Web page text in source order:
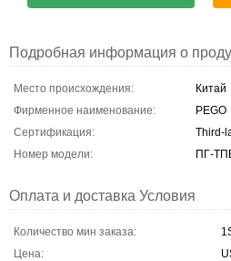
Подробная информация о
Место происхождения:
Китай
Фирменное наименование:
PEGO
Сертификация:
Third-
Номер модели:
ПГ-
Оплата и доставка Условия
Количество мин заказа:
Цена: